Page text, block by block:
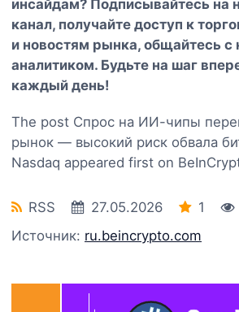
инсайдам? Подписывайтесь на
канал, получайте доступ к
и новостям рынка, общайтесь с
аналитиком. Будьте на шаг
каждый день!
The post Спрос на ИИ-чипы
рынок — высокий риск обвала
Nasdaq appeared first on
RSS 27.05.2026 1
Источник: ru.beincrypto.com